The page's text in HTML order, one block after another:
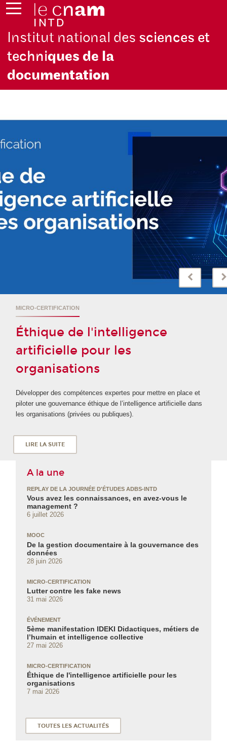
Institut national des sciences et
techniques de la
documentation
MICRO-CERTIFICATION
Éthique de l'intelligence
artificielle pour les
organisations
Développer des compétences expertes pour mettre en place et
piloter une gouvernance éthique de l’intelligence artificielle dans
les organisations (privées ou publiques).
LIRE LA SUITE
A la une
REPLAY DE LA JOURNÉE D'ÉTUDES ADBS-INTD
Vous avez les connaissances, en avez‑vous le
management ?
6 juillet 2026
MOOC
De la gestion documentaire à la gouvernance des
données
28 juin 2026
MICRO-CERTIFICATION
Lutter contre les fake news
31 mai 2026
ÉVÉNEMENT
5ème manifestation IDEKI Didactiques, métiers de
l’humain et intelligence collective
27 mai 2026
MICRO-CERTIFICATION
Éthique de l'intelligence artificielle pour les
organisations
7 mai 2026
TOUTES LES ACTUALITÉS